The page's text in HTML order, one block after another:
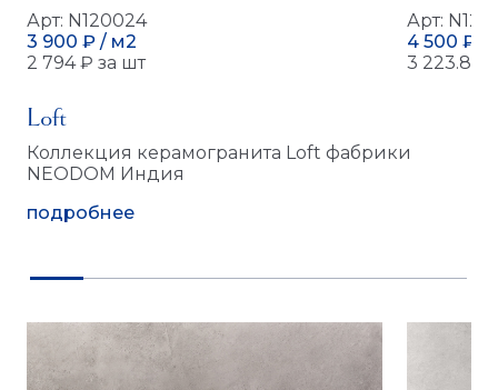
Арт: N120024
3 900 ₽ / м2
2 794 ₽ за шт
Арт:
4 500 ₽ /
3 223.80
Loft
Коллекция керамогранита Loft фабрики
NEODOM Индия
подробнее